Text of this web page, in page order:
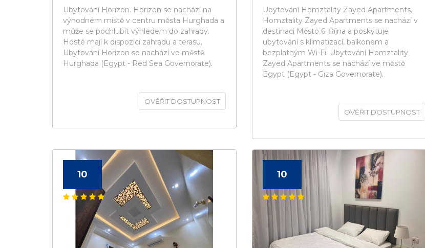
Ubytování Horizon. Horizon se nachází na
výhodném místě v centru města Hurghada a
může se pochlubit výhledem do zahrady.
Hosté mají k dispozici zahradu a terasu.
Ubytování Horizon se nachází ve městě
Hurghada (Egypt - Red Sea Governorate).
OVĚŘIT DOSTUPNOST
Ubytování Homztality Zayed Apartments.
Homztality Zayed Apartments se nachází v
destinaci Město 6. Října a poskytuje
ubytování s klimatizací, balkonem a
bezplatným Wi-Fi. Ubytování Homztality
Zayed Apartments se nachází ve městě
Egypt (Egypt - Giza Governorate).
OVĚŘIT DOSTUPNOST
10 10